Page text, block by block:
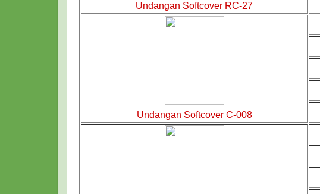
Undangan Softcover RC-27
Undangan Softcover C-008